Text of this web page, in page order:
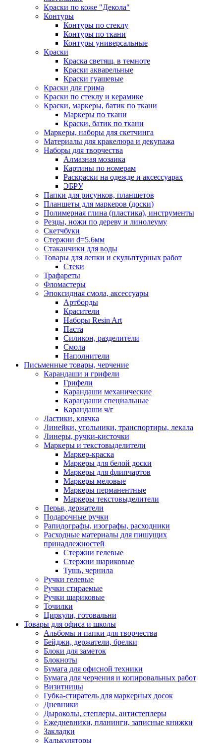
Краски по коже "Декола"
Контуры
Контуры по стеклу
Контуры по ткани
Контуры универсальные
Краски
Краска светящ. в темноте
Краски акварельные
Краски гуашевые
Краски для грима
Краски по стеклу и керамике
Краски, маркеры, батик по ткани
Маркеры по ткани
Краски, батик по ткани
Маркеры, наборы для скетчинга
Материалы для кракелюра и декупажа
Наборы для творчества
Алмазная мозаика
Картины по номерам
Раскраски на одежде и аксессуарах
ЭБРУ
Папки для рисунков, планшетов
Планшеты для маркеров (доски)
Полимерная глина (пластика), инструменты
Резцы, ножи по дереву и линолеуму
Скетчбуки
Стержни d=5.6мм
Стаканчики для воды
Товары для лепки и скульптурных работ
Стеки
Трафареты
Фломастеры
Эпоксидная смола, аксессуары
Артборды
Красители
Наборы Resin Art
Паста
Силикон, разделители
Смола
Наполнители
Письменные товары, черчение
Карандаши и грифели
Грифели
Карандаши механические
Карандаши специальные
Карандаши ч/г
Ластики, клячка
Линейки, угольники, транспортиры, лекала
Линеры, ручки-кисточки
Маркеры и текстовыделители
Маркер-краска
Маркеры для белой доски
Маркеры для флипчартов
Маркеры меловые
Маркеры перманентные
Маркеры текстовыделители
Перья, держатели
Подарочные ручки
Рапидографы, изографы, расходники
Расходные материалы для пишущих
принадлежностей
Стержни гелевые
Стержни шариковые
Тушь, чернила
Ручки гелевые
Ручки стираемые
Ручки шариковые
Точилки
Циркули, готовальни
Товары для офиса и школы
Альбомы и папки для творчества
Бейджи, держатели, брелки
Блоки для заметок
Блокноты
Бумага для офисной техники
Бумага для черчения и копировальных работ
Визитницы
Губка-стиратель для маркерных досок
Дневники
Дыроколы, степлеры, антистеплеры
Ежедневники, планинги, записные книжки
Закладки
Калькуляторы